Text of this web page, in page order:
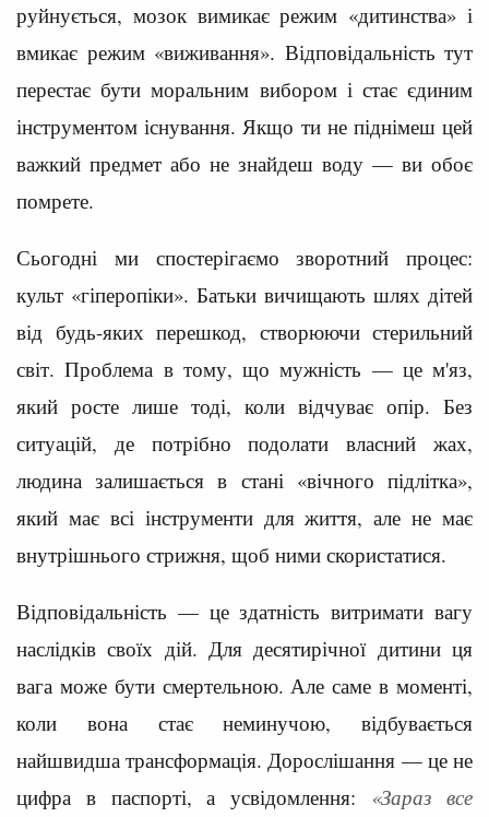
руйнується, мозок вимикає режим «дитинства» і
вмикає режим «виживання». Відповідальність тут
перестає бути моральним вибором і стає єдиним
інструментом існування. Якщо ти не піднімеш цей
важкий предмет або не знайдеш воду — ви обоє
помрете.
Сьогодні ми спостерігаємо зворотний процес:
культ «гіперопіки». Батьки вичищають шлях дітей
від будь-яких перешкод, створюючи стерильний
світ. Проблема в тому, що мужність — це м'яз,
який росте лише тоді, коли відчуває опір. Без
ситуацій, де потрібно подолати власний жах,
людина залишається в стані «вічного підлітка»,
який має всі інструменти для життя, але не має
внутрішнього стрижня, щоб ними скористатися.
Відповідальність — це здатність витримати вагу
наслідків своїх дій. Для десятирічної дитини ця
вага може бути смертельною. Але саме в моменті,
коли вона стає неминучою, відбувається
найшвидша трансформація. Дорослішання — це не
цифра в паспорті, а усвідомлення: «Зараз все